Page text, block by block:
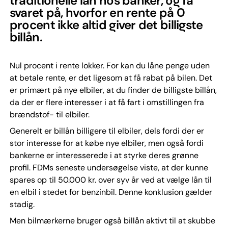
svaret på, hvorfor en rente på 0
procent ikke altid giver det billigste
billån.
Nul procent i rente lokker. For kan du låne penge uden
at betale rente, er det ligesom at få rabat på bilen. Det
er primært på nye elbiler, at du finder de billigste billån,
da der er flere interesser i at få fart i omstillingen fra
brændstof- til elbiler.
Generelt er billån billigere til elbiler, dels fordi der er
stor interesse for at købe nye elbiler, men også fordi
bankerne er interesserede i at styrke deres grønne
profil. FDMs seneste undersøgelse viste, at der kunne
spares op til 50.000 kr. over syv år ved at vælge lån til
en elbil i stedet for benzinbil. Denne konklusion gælder
stadig.
Men bilmærkerne bruger også billån aktivt til at skubbe